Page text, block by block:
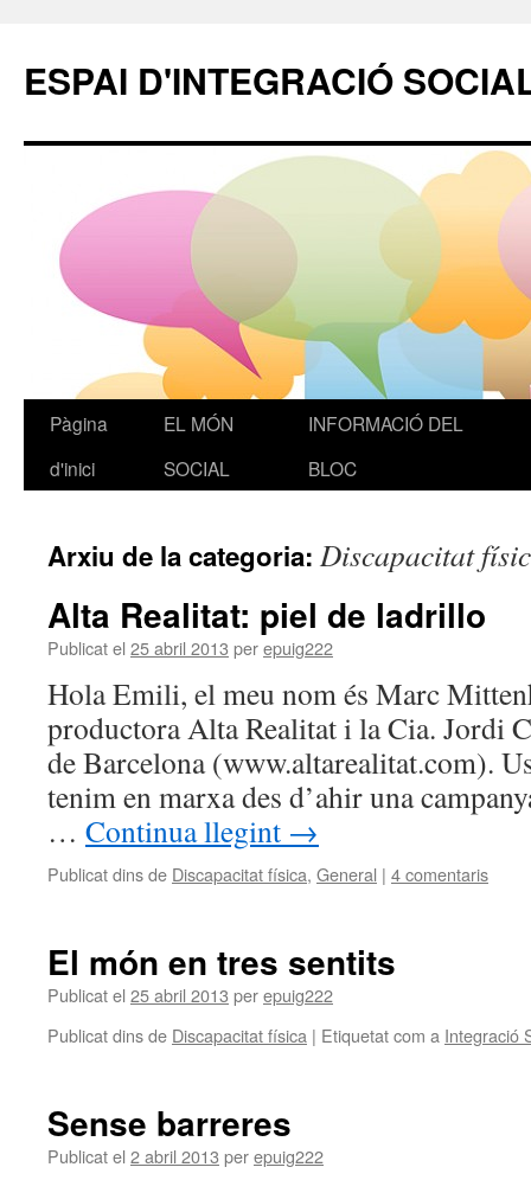
ESPAI D'INTEGRACIÓ
Vés
Pàgina
d'inici
EL MÓN
SOCIAL
INFORMACIÓ DEL
BLOC
Arxiu de la categoria: Discapacitat
Alta Realitat: piel de ladrillo
Publicat el 25 abril 2013 perepuig222
Hola Emili, el meu nom és Marc
productora Alta Realitat i la Cia. Jordi
de Barcelona (www.altarealitat.com).
tenim en marxa des d’ahir una
… Continua llegint →
Publicat dins de Discapacitat física, General | 4 comentaris
El món en tres sentits
Publicat el 25 abril 2013 perepuig222
Publicat dins de Discapacitat física | Etiquetat com a Integració
Sense barreres
Publicat el 2 abril 2013 perepuig222